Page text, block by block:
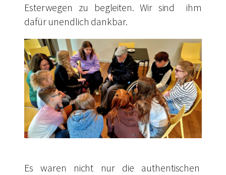
Esterwegen zu begleiten. Wir sind ihm
dafür unendlich dankbar.
Es waren nicht nur die authentischen